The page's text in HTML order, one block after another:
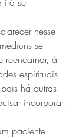
nesse
se
reencarnar, à
espirituais
há outras
incorporar.
paciente